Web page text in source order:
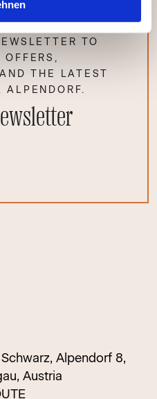
TO
OFFERS,
THE LATEST
ALPENDORF.
Alpendorf 8,
Austria